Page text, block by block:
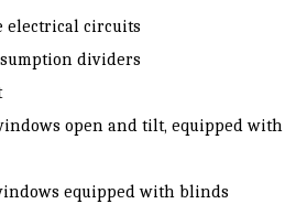
electrical circuits
dividers
open and tilt, equipped with
equipped with blinds